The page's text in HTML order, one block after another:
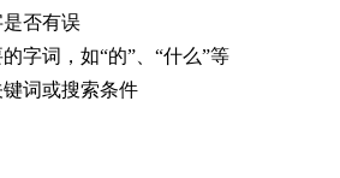
是否有误
字词，如“的”、“什么”等
词或搜索条件